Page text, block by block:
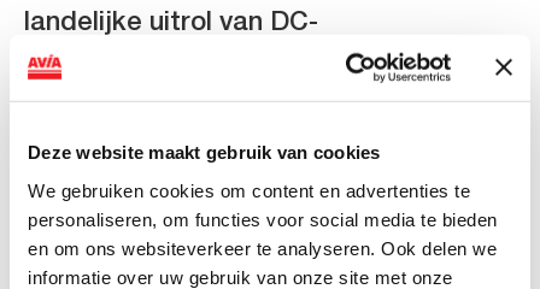
Deze website maakt gebruik van cookies
We gebruiken cookies om content en advertenties te
personaliseren, om functies voor social media te bieden
en om ons websiteverkeer te analyseren. Ook delen we
informatie over uw gebruik van onze site met onze
landelijke uitrol van DC-
snellaadinfrastructuur
AVIA VOLT en Fletcher Hotels starten landelijke uitrol